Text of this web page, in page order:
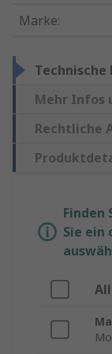
Marke:
Technische
Mehr Infos
Rechtliche
Finden
Sie ein